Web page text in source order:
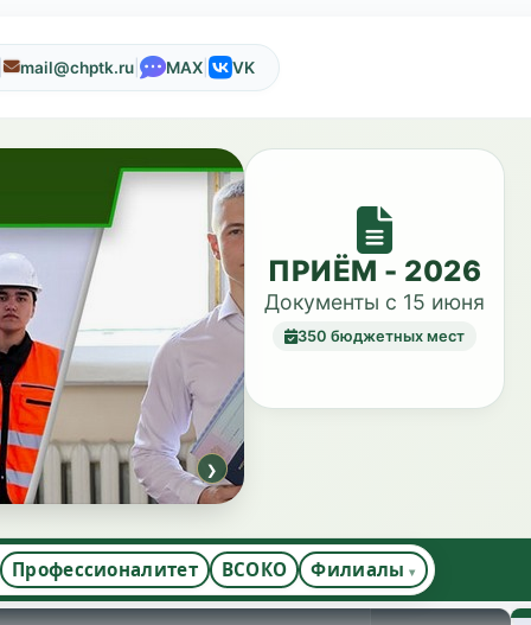
mail@chptk.ru| MAX| VK
›
ПРИЁМ - 2026
Документы с 15 июня
350 бюджетных мест
Профессионалитет ВСОКО Филиалы